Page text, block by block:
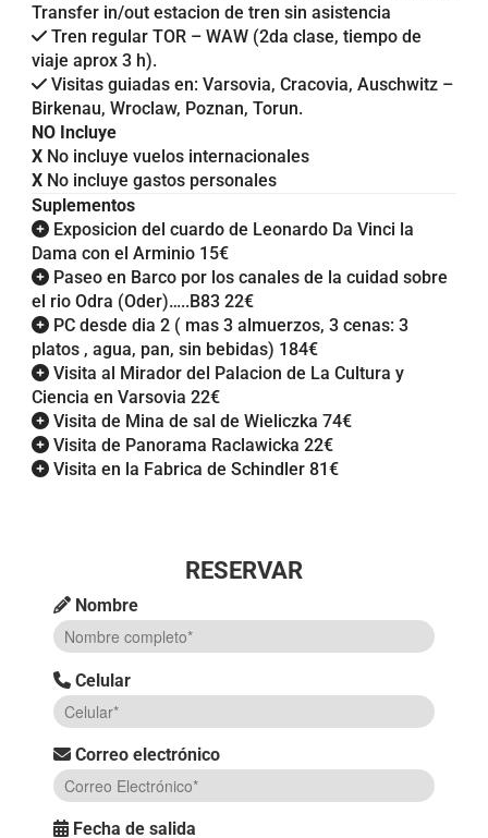
Transfer in/out estacion de tren sin asistencia
Tren regular TOR – WAW (2da clase, tiempo de
viaje aprox 3 h).
Visitas guiadas en: Varsovia, Cracovia, Auschwitz –
Birkenau, Wroclaw, Poznan, Torun.
NO Incluye
XNo incluye vuelos internacionales
XNo incluye gastos personales
Suplementos
Exposicion del cuardo de Leonardo Da Vinci la
Dama con el Arminio 15€
Paseo en Barco por los canales de la cuidad sobre
el rio Odra (Oder)…..B83 22€
PC desde dia 2 ( mas 3 almuerzos, 3 cenas: 3
platos , agua, pan, sin bebidas) 184€
Visita al Mirador del Palacion de La Cultura y
Ciencia en Varsovia 22€
Visita de Mina de sal de Wieliczka 74€
Visita de Panorama Raclawicka 22€
Visita en la Fabrica de Schindler 81€
RESERVAR
Nombre
Celular
Correo electrónico
Fecha de salida